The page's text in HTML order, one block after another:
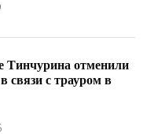
Тинчурина отменили
связи с трауром в